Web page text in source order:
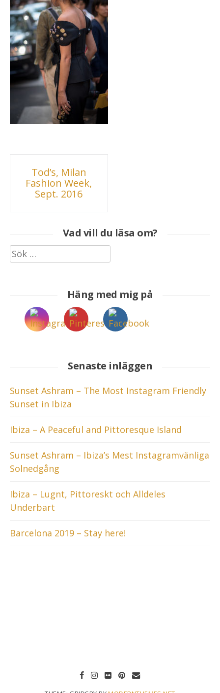
Inläggsnavigering
Tod’s, Milan
Fashion Week,
Sept. 2016
Vad vill du läsa om?
Sök
efter:
Häng med mig på
Senaste inläggen
Sunset Ashram – The Most Instagram Friendly
Sunset in Ibiza
Ibiza – A Peaceful and Pittoresque Island
Sunset Ashram – Ibiza’s Mest Instagramvänliga
Solnedgång
Ibiza – Lugnt, Pittoreskt och Alldeles
Underbart
Barcelona 2019 – Stay here!